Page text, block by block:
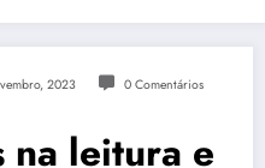
2023 0 Comentários
na leitura e